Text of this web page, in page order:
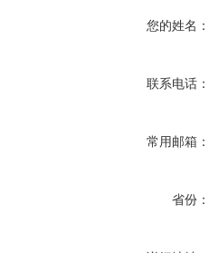
您的姓名：
联系电话：
常用邮箱：
省份：